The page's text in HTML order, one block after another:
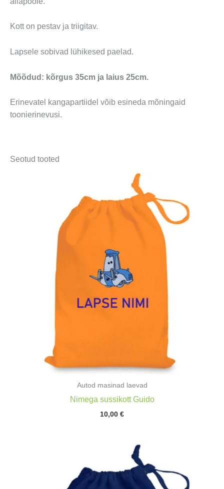
Kott on pestav ja triigitav.
Lapsele sobivad lühikesed paelad.
Mõõdud: kõrgus 35cm ja laius 25cm.
Erinevatel kangapartiidel võib esineda mõningaid
toonierinevusi.
Seotud tooted
Autod masinad laevad
Nimega sussikott Guido
10,00 €